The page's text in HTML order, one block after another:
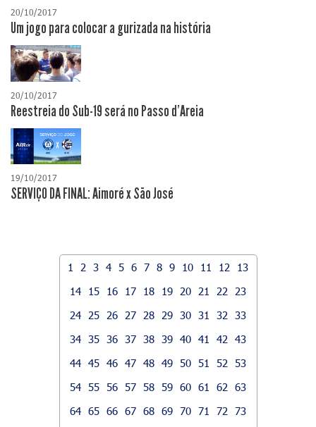
20/10/2017
Um jogo para colocar a gurizada na história
20/10/2017
Reestreia do Sub-19 será no Passo d'Areia
19/10/2017
SERVIÇO DA FINAL: Aimoré x São José
1 2 3 4 5 6 7 8 9 10 11 12
13
14
15 16 17 18 19 20 21 22
23
24
25 26 27 28 29 30 31 32
33
34 35 36 37 38 39 40 41 42
43
44 45 46 47 48 49 50 51 52
53
54 55 56 57 58 59 60 61 62
63
64 65 66 67 68 69 70 71 72
73